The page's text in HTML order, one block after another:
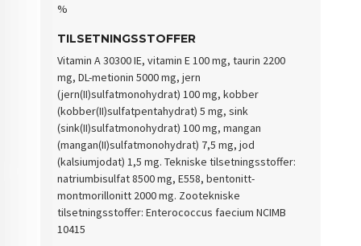
%
TILSETNINGSSTOFFER
Vitamin A 30300 IE, vitamin E 100 mg, taurin 2200
mg, DL-metionin 5000 mg, jern
(jern(II)sulfatmonohydrat) 100 mg, kobber
(kobber(II)sulfatpentahydrat) 5 mg, sink
(sink(II)sulfatmonohydrat) 100 mg, mangan
(mangan(II)sulfatmonohydrat) 7,5 mg, jod
(kalsiumjodat) 1,5 mg. Tekniske tilsetningsstoffer:
natriumbisulfat 8500 mg, E558, bentonitt-
montmorillonitt 2000 mg. Zootekniske
tilsetningsstoffer: Enterococcus faecium NCIMB
10415